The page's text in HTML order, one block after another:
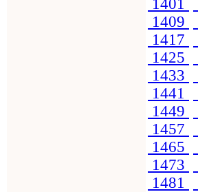
1401
1409
1417
1425
1433
1441
1449
1457
1465
1473
1481